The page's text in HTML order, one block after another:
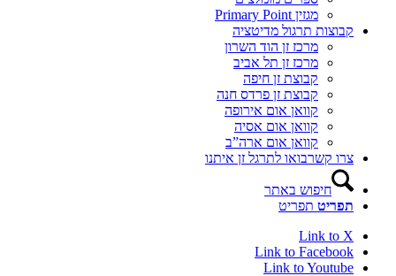
מגזין Primary Point
קבוצות תרגול מדיטציה
מרכז זן הוד השרון
מרכז זן תל אביב
קבוצת זן חיפה
קבוצת זן פרדס חנה
קוואן אום אירופה
קוואן אום אסיה
קוואן אום ארה”ב
צרו קשרבואו לתרגל זן איתנו
חיפוש באתר
תפריט תפריט
Link to X
Link to Facebook
Link to Youtube